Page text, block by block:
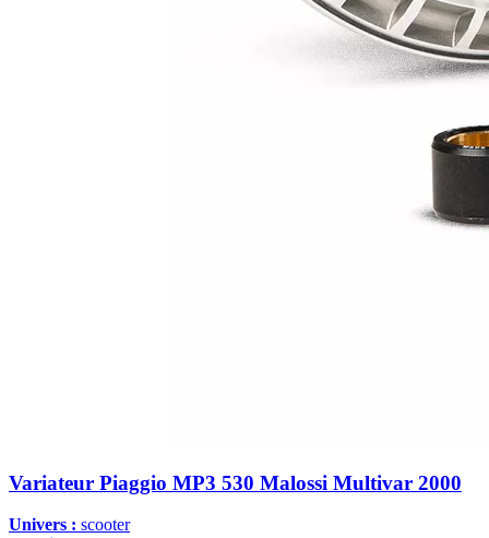
Variateur Piaggio MP3 530 Malossi Multivar 2000
Univers : scooter